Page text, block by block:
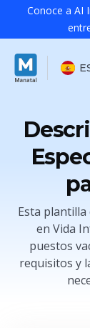
Conoce a AI
Esta plantilla
en Vida
puestos
requisitos y